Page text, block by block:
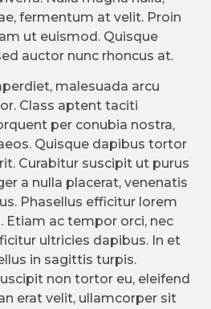
fermentum at velit. Proin
ut euismod. Quisque
auctor nunc rhoncus at.
malesuada arcu
Class aptent taciti
per conubia nostra,
Quisque dapibus tortor
Curabitur suscipit ut purus
a nulla placerat, venenatis
Phasellus efficitur lorem
Etiam ac tempor orci, nec
ultricies dapibus. In et
in sagittis turpis.
non tortor eu, eleifend
erat velit, ullamcorper sit